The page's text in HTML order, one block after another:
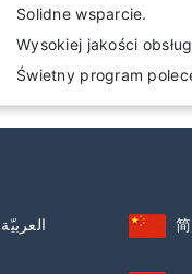
Solidne wsparcie.
Wysokiej jakości
Świetny program
العربيّة